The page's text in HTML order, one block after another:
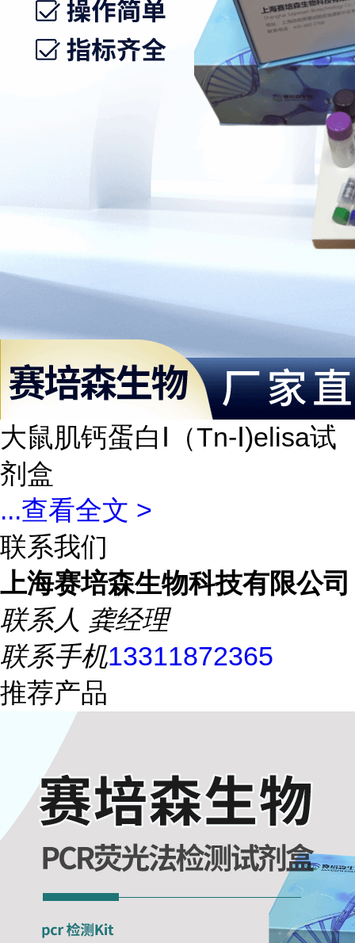
大鼠肌钙蛋白Ⅰ（Tn-Ⅰ)elisa试
剂盒
...查看全文 >
联系我们
上海赛培森生物科技有限公司
联系人 龚经理
联系手机13311872365
推荐产品